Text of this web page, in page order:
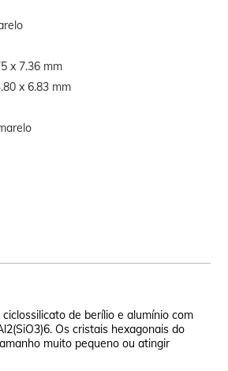
x 7.36 mm
x 6.83 mm
de berílio e alumínio com
Os cristais hexagonais do
muito pequeno ou atingir